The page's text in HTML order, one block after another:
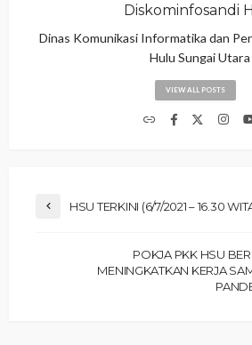
Diskominfosandi
Dinas Komunikasi Informatika dan
Hulu Sungai Utara
VIEW ALL POSTS
HSU TERKINI (6/7/2021 – 16.30
POKJA PKK HSU
MENINGKATKAN KERJA